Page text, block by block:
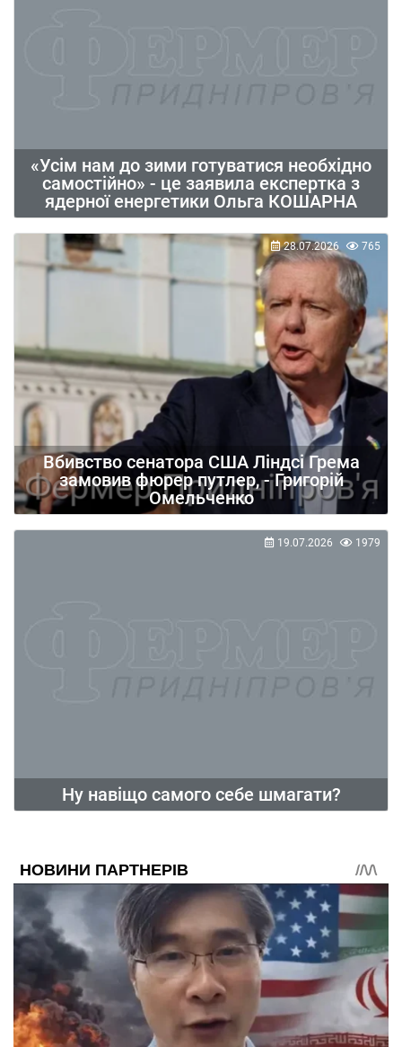
«Усім нам до зими готуватися необхідно
самостійно» - це заявила експертка з
ядерної енергетики Ольга КОШАРНА
Вбивство сенатора США Ліндсі Грема
замовив фюрер путлер, - Григорій
Омельченко
28.07.2026 765
Ну навіщо самого себе шмагати?
19.07.2026 1979